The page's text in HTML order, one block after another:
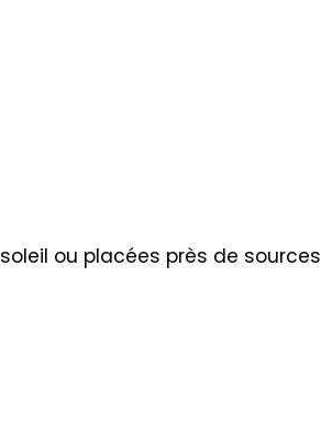
ou placées près de sources